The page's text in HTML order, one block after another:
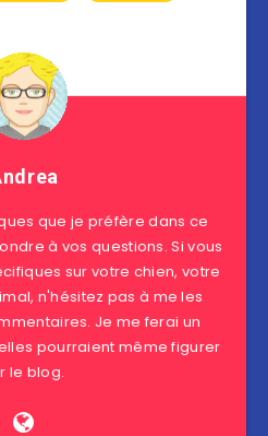
que je préfère dans ce
à vos questions. Si vous
sur votre chien, votre
n'hésitez pas à me les
Je me ferai un
pourraient même figurer
le blog.